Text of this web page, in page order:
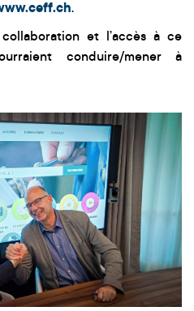
.
et l’accès à ce
conduire/mener à